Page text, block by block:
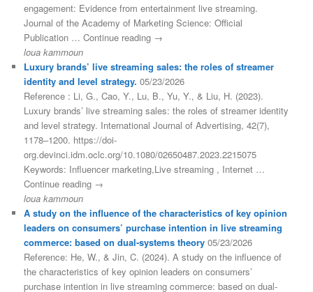
engagement: Evidence from entertainment live streaming.
Journal of the Academy of Marketing Science: Official
Publication … Continue reading →
loua kammoun
Luxury brands’ live streaming sales: the roles of streamer
identity and level strategy. 05/23/2026
Reference : Li, G., Cao, Y., Lu, B., Yu, Y., & Liu, H. (2023).
Luxury brands’ live streaming sales: the roles of streamer identity
and level strategy. International Journal of Advertising, 42(7),
1178–1200. https://doi-
org.devinci.idm.oclc.org/10.1080/02650487.2023.2215075
Keywords: Influencer marketing,Live streaming , Internet …
Continue reading →
loua kammoun
A study on the influence of the characteristics of key opinion
leaders on consumers’ purchase intention in live streaming
commerce: based on dual-systems theory 05/23/2026
Reference: He, W., & Jin, C. (2024). A study on the influence of
the characteristics of key opinion leaders on consumers’
purchase intention in live streaming commerce: based on dual-